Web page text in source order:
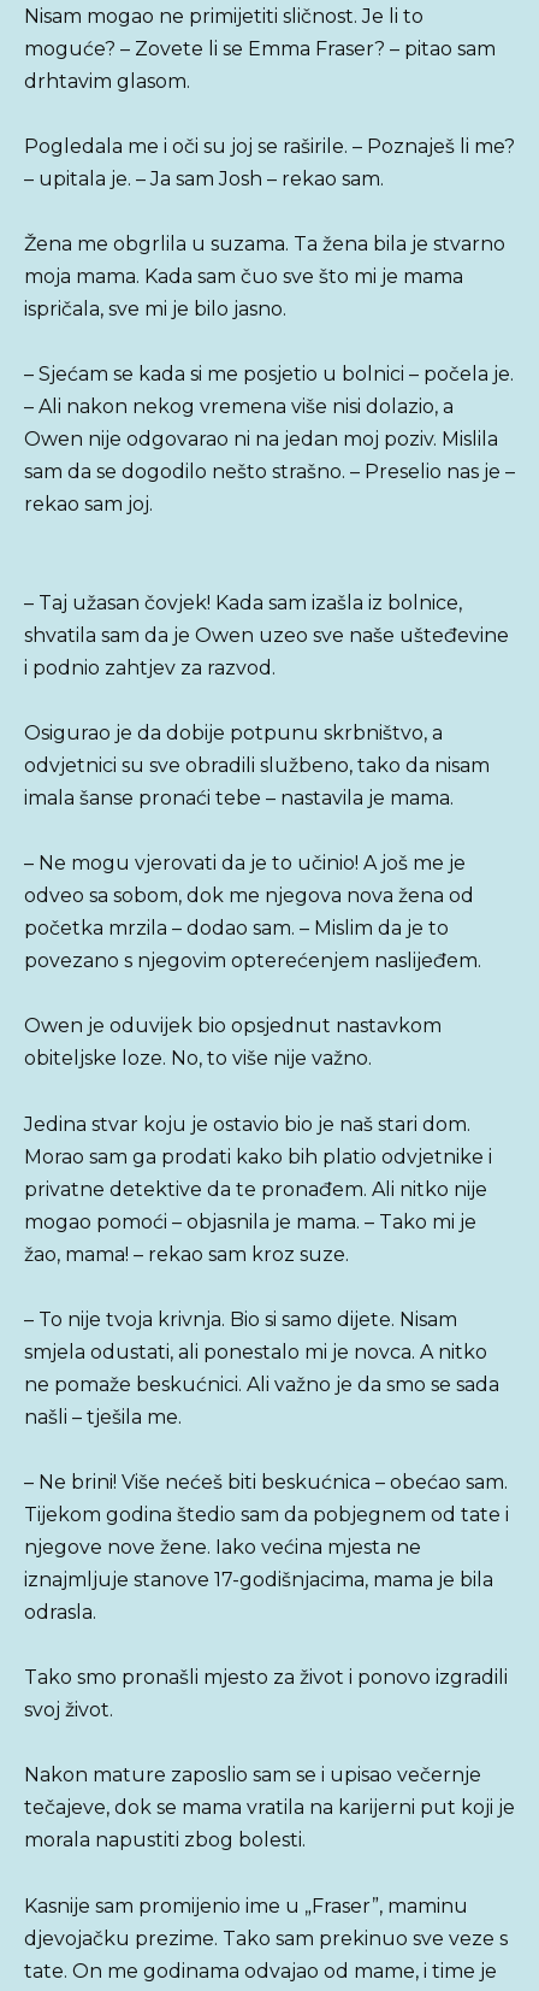
Nisam mogao ne primijetiti sličnost. Je li to
moguće? – Zovete li se Emma Fraser? – pitao sam
drhtavim glasom.
Pogledala me i oči su joj se raširile. – Poznaješ li me?
– upitala je. – Ja sam Josh – rekao sam.
Žena me obgrlila u suzama. Ta žena bila je stvarno
moja mama. Kada sam čuo sve što mi je mama
ispričala, sve mi je bilo jasno.
– Sjećam se kada si me posjetio u bolnici – počela je.
– Ali nakon nekog vremena više nisi dolazio, a
Owen nije odgovarao ni na jedan moj poziv. Mislila
sam da se dogodilo nešto strašno. – Preselio nas je –
rekao sam joj.
– Taj užasan čovjek! Kada sam izašla iz bolnice,
shvatila sam da je Owen uzeo sve naše ušteđevine
i podnio zahtjev za razvod.
Osigurao je da dobije potpunu skrbništvo, a
odvjetnici su sve obradili službeno, tako da nisam
imala šanse pronaći tebe – nastavila je mama.
– Ne mogu vjerovati da je to učinio! A još me je
odveo sa sobom, dok me njegova nova žena od
početka mrzila – dodao sam. – Mislim da je to
povezano s njegovim opterećenjem naslijeđem.
Owen je oduvijek bio opsjednut nastavkom
obiteljske loze. No, to više nije važno.
Jedina stvar koju je ostavio bio je naš stari dom.
Morao sam ga prodati kako bih platio odvjetnike i
privatne detektive da te pronađem. Ali nitko nije
mogao pomoći – objasnila je mama. – Tako mi je
žao, mama! – rekao sam kroz suze.
– To nije tvoja krivnja. Bio si samo dijete. Nisam
smjela odustati, ali ponestalo mi je novca. A nitko
ne pomaže beskućnici. Ali važno je da smo se sada
našli – tješila me.
– Ne brini! Više nećeš biti beskućnica – obećao sam.
Tijekom godina štedio sam da pobjegnem od tate i
njegove nove žene. Iako većina mjesta ne
iznajmljuje stanove 17-godišnjacima, mama je bila
odrasla.
Tako smo pronašli mjesto za život i ponovo izgradili
svoj život.
Nakon mature zaposlio sam se i upisao večernje
tečajeve, dok se mama vratila na karijerni put koji je
morala napustiti zbog bolesti.
Kasnije sam promijenio ime u „Fraser”, maminu
djevojačku prezime. Tako sam prekinuo sve veze s
tate. On me godinama odvajao od mame, i time je